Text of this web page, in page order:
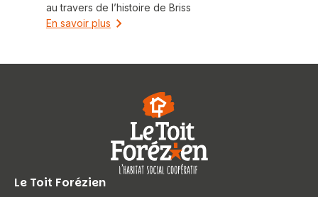
au travers de l’histoire de Briss
En savoir plus
Le Toit Forézien